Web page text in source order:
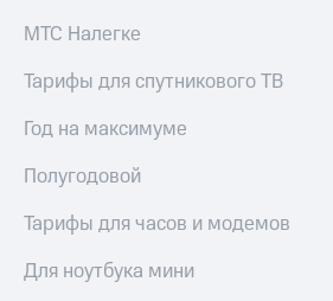
МТС Налегке
Тарифы для спутникового ТВ
Год на максимуме
Полугодовой
Тарифы для часов и модемов
Для ноутбука мини